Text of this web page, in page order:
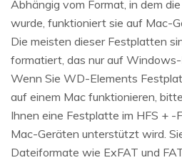
Abhängig vom Format, in dem
wurde, funktioniert sie auf Mac-
Die meisten dieser Festplatten
formatiert, das nur auf
Wenn Sie WD-Elements
auf einem Mac funktionieren,
Ihnen eine Festplatte im HFS + -
Mac-Geräten unterstützt wird.
Dateiformate wie ExFAT und